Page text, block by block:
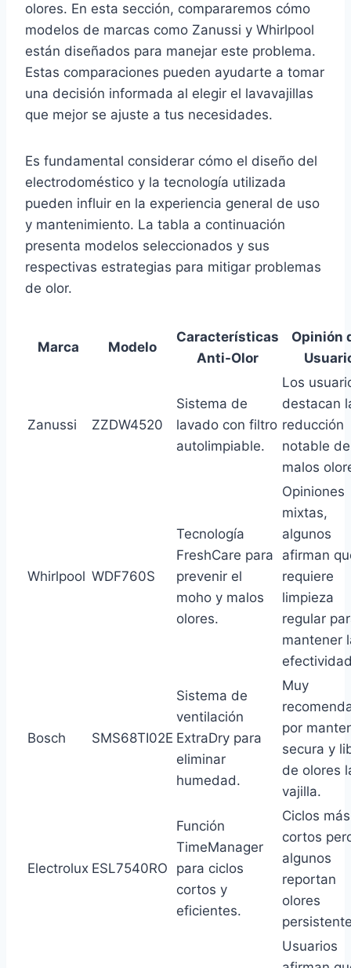
olores. En esta sección, compararemos cómo
modelos de marcas como Zanussi y Whirlpool
están diseñados para manejar este problema.
Estas comparaciones pueden ayudarte a tomar
una decisión informada al elegir el lavavajillas
que mejor se ajuste a tus necesidades.
Es fundamental considerar cómo el diseño del
electrodoméstico y la tecnología utilizada
pueden influir en la experiencia general de uso
y mantenimiento. La tabla a continuación
presenta modelos seleccionados y sus
respectivas estrategias para mitigar problemas
de olor.
Marca Modelo
Características
Anti-Olor
Opinión
Zanussi ZZDW4520
Sistema de
lavado con filtro
autolimpiable.
Los
destacan
reducción
notable de
malos
Whirlpool WDF760S
Tecnología
FreshCare para
prevenir el
moho y malos
olores.
Opiniones
mixtas,
algunos
afirman
requiere
limpieza
regular
mantener
Bosch SMS68TI02E
Sistema de
ventilación
ExtraDry para
eliminar
humedad.
Muy
por
secura y
de olores
vajilla.
Electrolux ESL7540RO
Función
TimeManager
para ciclos
cortos y
eficientes.
Ciclos más
cortos
algunos
reportan
olores
Usuarios